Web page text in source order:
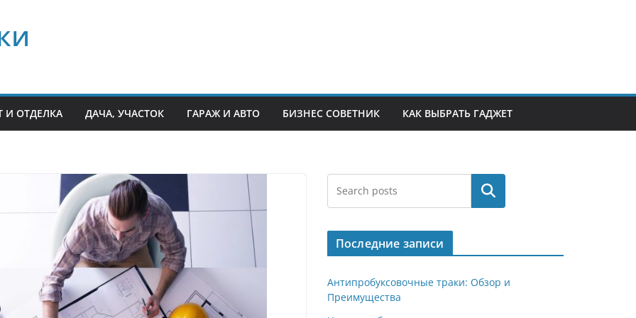
И ОТДЕЛКА ДАЧА, УЧАСТОК ГАРАЖ И АВТО БИЗНЕС СОВЕТНИК КАК ВЫБРАТЬ ГАДЖЕТ
Поиск
Последние записи
Антипробуксовочные траки: Обзор и
Преимущества